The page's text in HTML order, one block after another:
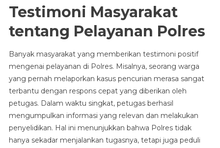
Testimoni Masyarakat
tentang Pelayanan Polres
Banyak masyarakat yang memberikan testimoni positif
mengenai pelayanan di Polres. Misalnya, seorang warga
yang pernah melaporkan kasus pencurian merasa sangat
terbantu dengan respons cepat yang diberikan oleh
petugas. Dalam waktu singkat, petugas berhasil
mengumpulkan informasi yang relevan dan melakukan
penyelidikan. Hal ini menunjukkan bahwa Polres tidak
hanya sekadar menjalankan tugasnya, tetapi juga peduli